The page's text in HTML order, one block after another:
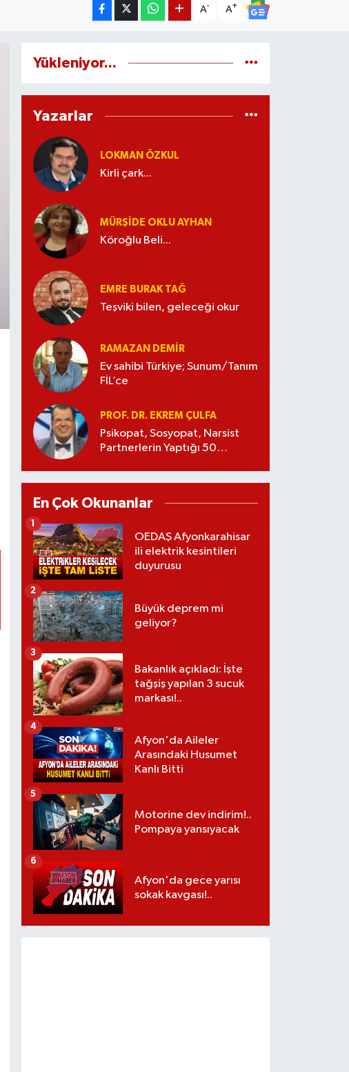
A- A+
Yükleniyor...
Yazarlar
LOKMAN ÖZKUL
Kirli çark...
MÜRŞIDE OKLU AYHAN
Köroğlu Beli...
EMRE BURAK TAĞ
Teşviki bilen, geleceği okur
RAMAZAN DEMİR
Ev sahibi Türkiye; Sunum/Tanım
FİL’ce
PROF. DR. EKREM ÇULFA
Psikopat, Sosyopat, Narsist
Partnerlerin Yaptığı 50
En Çok Okunanlar
OEDAŞ Afyonkarahisar
ili elektrik kesintileri
duyurusu
1
Büyük deprem mi
geliyor?
2
Bakanlık açıkladı: İşte
tağşiş yapılan 3 sucuk
markası!..
3
Afyon'da Aileler
Arasındaki Husumet
Kanlı Bitti
4
Motorine dev indirim!..
Pompaya yansıyacak
5
Afyon'da gece yarısı
sokak kavgası!..
6